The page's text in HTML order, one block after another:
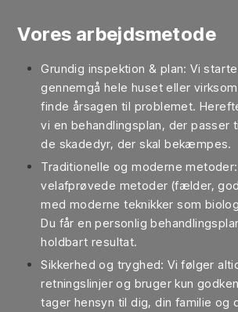
Vores arbejdsmetode
Grundig inspektion & plan: Vi
gennemgå hele huset eller
finde årsagen til problemet.
vi en behandlingsplan, der passer
de skadedyr, der skal bekæmpes.
Traditionelle og moderne
velafprøvede metoder (fælder,
med moderne teknikker som
Du får en personlig
holdbart resultat.
Sikkerhed og tryghed: Vi følger
retningslinjer og bruger kun
tager hensyn til dig, din familie og